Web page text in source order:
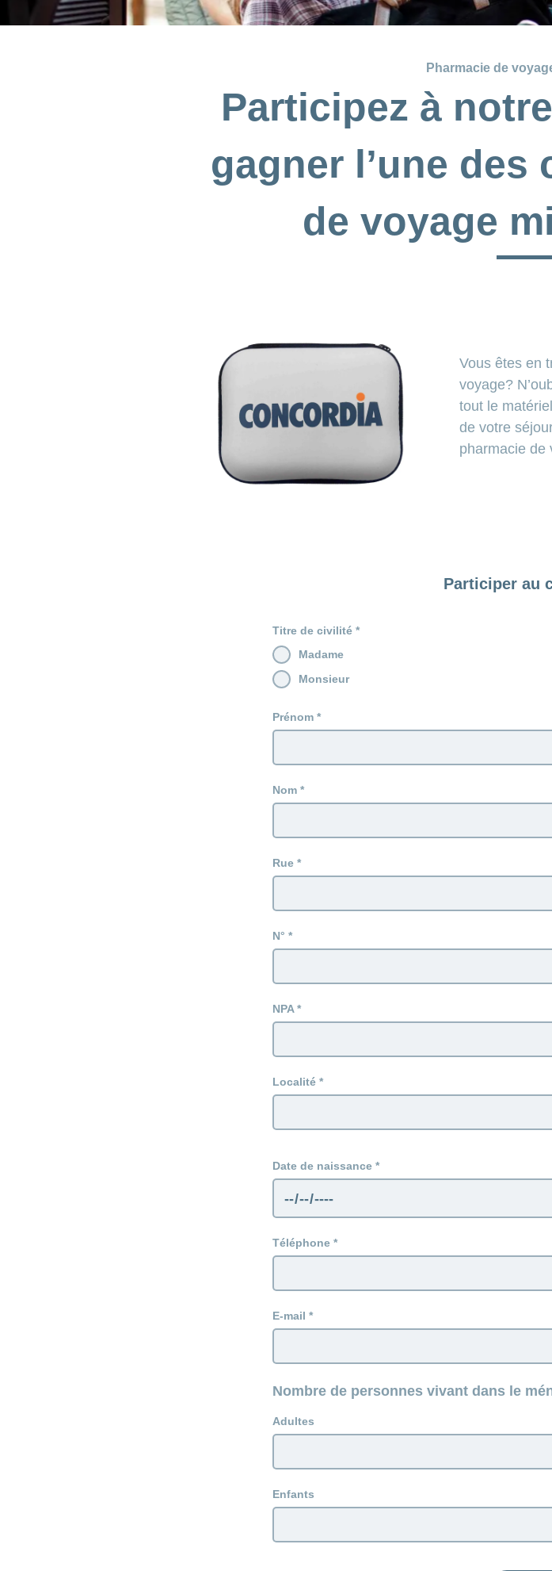
Pharmacie de
Participez à
gagner l’une des
de voyage
Vous êtes en
voyage?
tout le
de votre
pharmacie de
Participer au
Titre de civilité
Madame
Monsieur
Prénom
Nom
Rue
N°
NPA
Localité
Date de naissance
Téléphone
E-mail
Nombre de personnes vivant dans le
Adultes
Enfants